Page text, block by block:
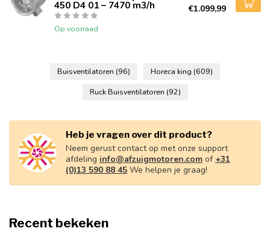
450 D4 01 – 7470 m3/h
Op voorraad
€1.099,99
Buisventilatoren (96) Horeca king (609)
Ruck Buisventilatoren (92)
Heb je vragen over dit product?
Neem gerust contact op met onze support
afdeling info@afzuigmotoren.com of +31
(0)13 590 88 45 We helpen je graag!
Recent bekeken